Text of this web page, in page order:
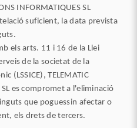
INFORMATIQUES SL
suficient, la data prevista
els arts. 11 i 16 de la Llei
de la societat de la
(LSSICE), TELEMATIC
SL es compromet a l'eliminació
que poguessin afectar o
els drets de tercers.